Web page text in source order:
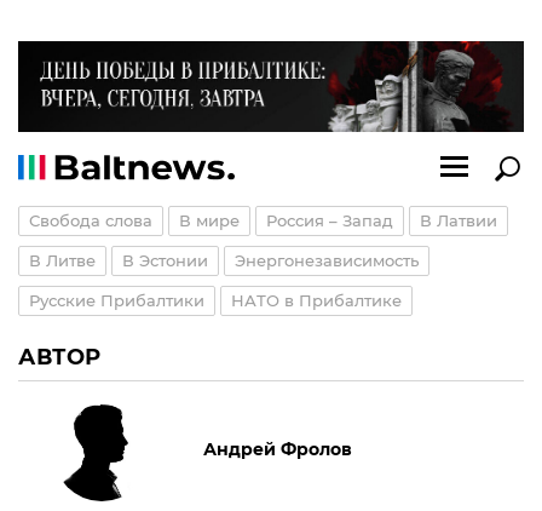
Свобода слова В мире Россия – Запад В Латвии
В Литве В Эстонии Энергонезависимость
Русские Прибалтики НАТО в Прибалтике
АВТОР
Андрей Фролов